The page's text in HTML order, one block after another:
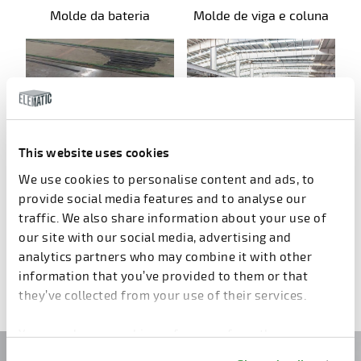
This website uses cookies
We use cookies to personalise content and ads, to
provide social media features and to analyse our
traffic. We also share information about your use of
our site with our social media, advertising and
analytics partners who may combine it with other
information that you’ve provided to them or that
they’ve collected from your use of their services.
You can change cookie preferences from the
Molde da bateria Molde de viga e coluna
pista E9 pista E9
1 2 3 4 5 6 7 Próximo